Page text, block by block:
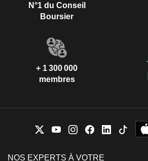
N°1 du Conseil
Boursier
+ 1 300 000
membres
NOS EXPERTS À VOTRE